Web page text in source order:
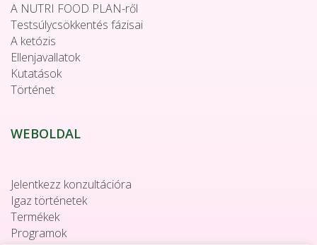
A NUTRI FOOD PLAN-ről
Testsúlycsökkentés fázisai
A ketózis
Ellenjavallatok
Kutatások
Történet
WEBOLDAL
Jelentkezz konzultációra
Igaz történetek
Termékek
Programok